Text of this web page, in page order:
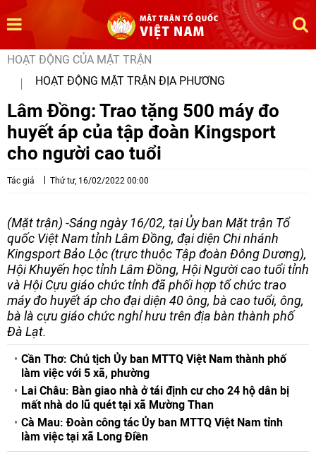
HOẠT ĐỘNG CỦA MẶT TRẬN
HOẠT ĐỘNG MẶT TRẬN ĐỊA PHƯƠNG
Lâm Đồng: Trao tặng 500 máy đo
huyết áp của tập đoàn Kingsport
cho người cao tuổi
Tác giả Thứ tư, 16/02/2022 00:00
(Mặt trận) -Sáng ngày 16/02, tại Ủy ban Mặt trận Tổ
quốc Việt Nam tỉnh Lâm Đồng, đại diện Chi nhánh
Kingsport Bảo Lộc (trực thuộc Tập đoàn Đông Dương),
Hội Khuyến học tỉnh Lâm Đồng, Hội Người cao tuổi tỉnh
và Hội Cựu giáo chức tỉnh đã phối hợp tổ chức trao
máy đo huyết áp cho đại diện 40 ông, bà cao tuổi, ông,
bà là cựu giáo chức nghỉ hưu trên địa bàn thành phố
Đà Lạt.
Cần Thơ: Chủ tịch Ủy ban MTTQ Việt Nam thành phố
làm việc với 5 xã, phường
Lai Châu: Bàn giao nhà ở tái định cư cho 24 hộ dân bị
mất nhà do lũ quét tại xã Mường Than
Cà Mau: Đoàn công tác Ủy ban MTTQ Việt Nam tỉnh
làm việc tại xã Long Điền